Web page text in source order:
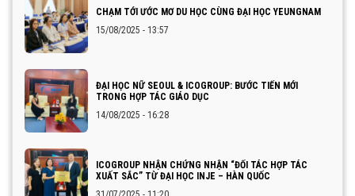
CHẠM TỚI ƯỚC MƠ DU HỌC CÙNG ĐẠI HỌC YEUNGNAM
15/08/2025 - 13:57
ĐẠI HỌC NỮ SEOUL & ICOGROUP: BƯỚC TIẾN MỚI
TRONG HỢP TÁC GIÁO DỤC
14/08/2025 - 16:28
ICOGROUP NHẬN CHỨNG NHẬN “ĐỐI TÁC HỢP TÁC
XUẤT SẮC” TỪ ĐẠI HỌC INJE – HÀN QUỐC